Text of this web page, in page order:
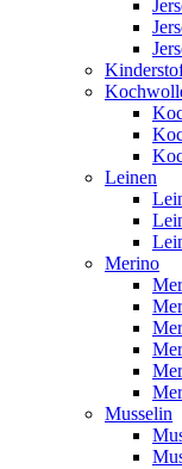
Leinen
Merino
Musselin